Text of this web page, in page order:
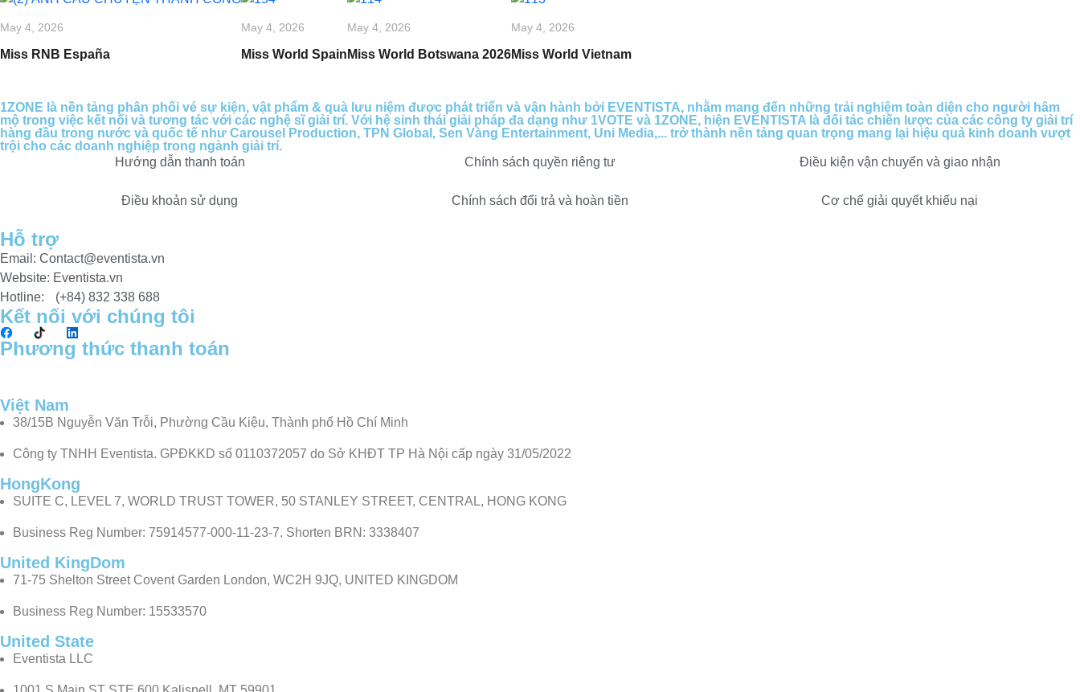
May 4, 2026
Miss RNB España
May 4, 2026
Miss World Spain
May 4, 2026
Miss World Botswana 2026
May 4, 2026
Miss World Vietnam
1ZONE là nền tảng phân phối vé sự kiện, vật phẩm & quà lưu niệm được phát triển và vận hành bởi EVENTISTA, nhằm mang đến những trải nghiệm toàn diện cho người hâm
mộ trong việc kết nối và tương tác với các nghệ sĩ giải trí. Với hệ sinh thái giải pháp đa dạng như 1VOTE và 1ZONE, hiện EVENTISTA là đối tác chiến lược của các công ty giải trí
hàng đầu trong nước và quốc tế như Carousel Production, TPN Global, Sen Vàng Entertainment, Uni Media,... trở thành nền tảng quan trọng mang lại hiệu quả kinh doanh vượt
trội cho các doanh nghiệp trong ngành giải trí.
Hướng dẫn thanh toán
Chính sách quyền riêng tư​ Điều kiện vận chuyển và giao nhận
Điều khoản sử dụng Chính sách đổi trả và hoàn tiền Cơ chế giải quyết khiếu nại
Hỗ trợ
Email: Contact@eventista.vn
Website: Eventista.vn
Hotline: (+84) 832 338 688
Kết nối với chúng tôi
Phương thức thanh toán
Việt Nam
38/15B Nguyễn Văn Trỗi, Phường Cầu Kiệu, Thành phố Hồ Chí Minh
Công ty TNHH Eventista. GPĐKKD số 0110372057 do Sở KHĐT TP Hà Nội cấp ngày 31/05/2022
HongKong
SUITE C, LEVEL 7, WORLD TRUST TOWER, 50 STANLEY STREET, CENTRAL, HONG KONG
Business Reg Number: 75914577-000-11-23-7. Shorten BRN: 3338407
United KingDom
71-75 Shelton Street Covent Garden London, WC2H 9JQ, UNITED KINGDOM
Business Reg Number: 15533570
United State
Eventista LLC